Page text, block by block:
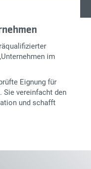
im
Eignung für
. Sie vereinfacht den
und schafft